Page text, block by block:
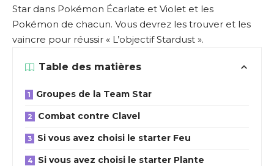
Star dans Pokémon Écarlate et Violet et les
Pokémon de chacun. Vous devrez les trouver et les
vaincre pour réussir « L’objectif Stardust ».
Table des matières
Groupes de la Team Star
Combat contre Clavel
Si vous avez choisi le starter Feu
Si vous avez choisi le starter Plante